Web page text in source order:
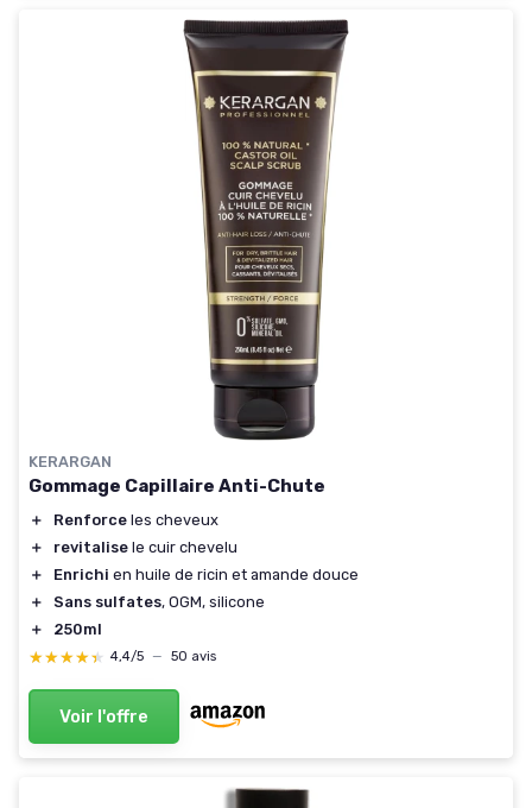
KERARGAN
Gommage Capillaire Anti-Chute
＋ Renforce les cheveux
＋
revitalise le cuir chevelu
＋
Enrichi en huile de ricin et amande douce
＋
Sans sulfates, OGM, silicone
＋
250ml
★★★★★
★★★★★ 4,4/5 — 50 avis
Voir l'offre